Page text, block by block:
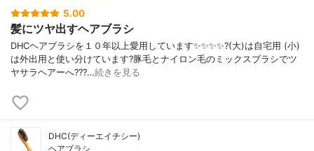
5.00
髪にツヤ出すヘアブラシ
DHCヘアブラシを１０年以上愛用しています✨✨✨✨?️(大)は自宅用 (小)
は外出用と使い分けています?豚毛とナイロン毛のミックスブラシでツ
ヤサラヘアーへ???…続きを見る
DHC(ディーエイチシー)
ヘアブラシ